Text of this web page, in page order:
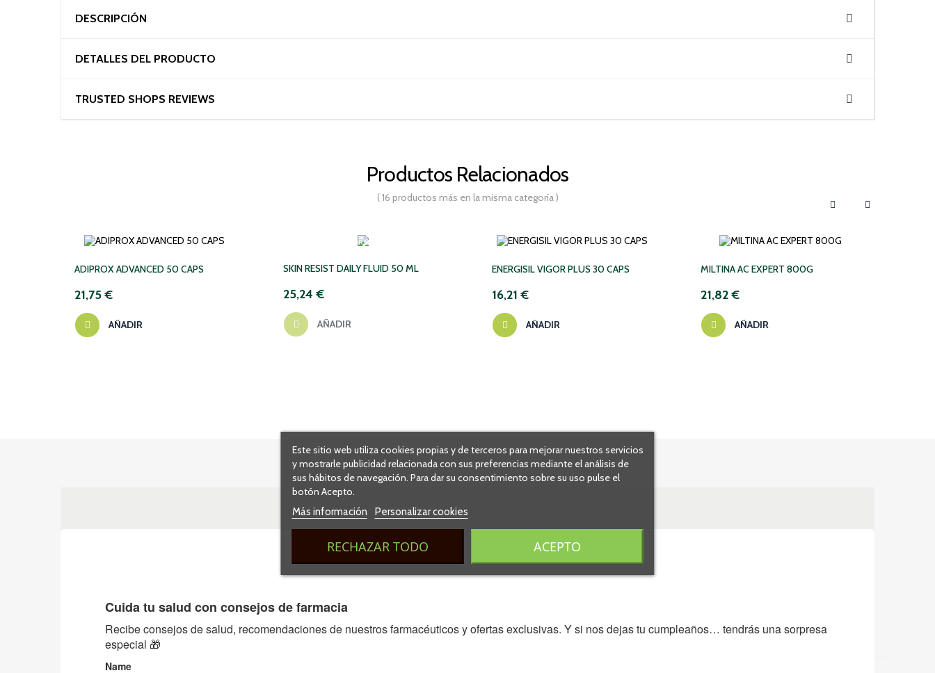
DESCRIPCIÓN
DETALLES DEL PRODUCTO
TRUSTED SHOPS REVIEWS
Productos Relacionados
( 16 productos más en la misma categoría )
ADIPROX ADVANCED 50 CAPS
21,75 €
AÑADIR
NO DISPONIBLE TEMPORALMENTE
SKIN RESIST DAILY FLUID 50 ML
25,24 €
AÑADIR
ENERGISIL VIGOR PLUS 30 CAPS
16,21 €
AÑADIR
MILTINA AC EXPERT 800G
21,82 €
AÑADIR
Este sitio web utiliza cookies propias y de terceros para mejorar nuestros servicios
y mostrarle publicidad relacionada con sus preferencias mediante el análisis de
sus hábitos de navegación. Para dar su consentimiento sobre su uso pulse el
botón Acepto.
Más información
Personalizar cookies
RECHAZAR TODO ACEPTO